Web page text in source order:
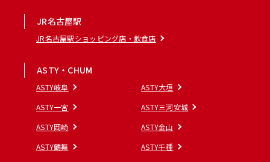
JR名古屋駅
JR名古屋駅ショッピング店・飲食店
ASTY・CHUM
ASTY岐阜
ASTY大垣
ASTY一宮
ASTY三河安城
ASTY岡崎
ASTY金山
ASTY鶴舞
ASTY千種